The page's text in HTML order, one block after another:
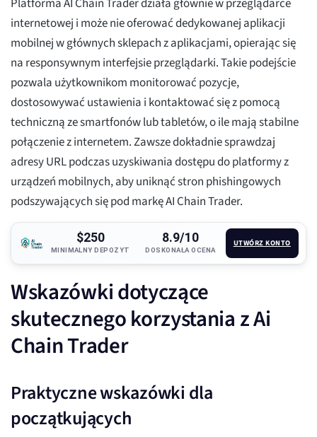
Platforma AI Chain Trader działa głównie w przeglądarce
internetowej i może nie oferować dedykowanej aplikacji
mobilnej w głównych sklepach z aplikacjami, opierając się
na responsywnym interfejsie przeglądarki. Takie podejście
pozwala użytkownikom monitorować pozycje,
dostosowywać ustawienia i kontaktować się z pomocą
techniczną ze smartfonów lub tabletów, o ile mają stabilne
połączenie z internetem. Zawsze dokładnie sprawdzaj
adresy URL podczas uzyskiwania dostępu do platformy z
urządzeń mobilnych, aby uniknąć stron phishingowych
podszywających się pod markę AI Chain Trader.
$250
MINIMALNY DEPOZYT
8.9/10
DOSKONAŁA OCENA
UTWÓRZ KONTO
Wskazówki dotyczące
skutecznego korzystania z Ai
Chain Trader
Praktyczne wskazówki dla
początkujących